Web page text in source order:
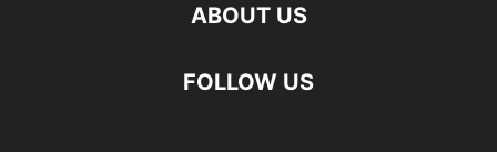
ABOUT US
FOLLOW US